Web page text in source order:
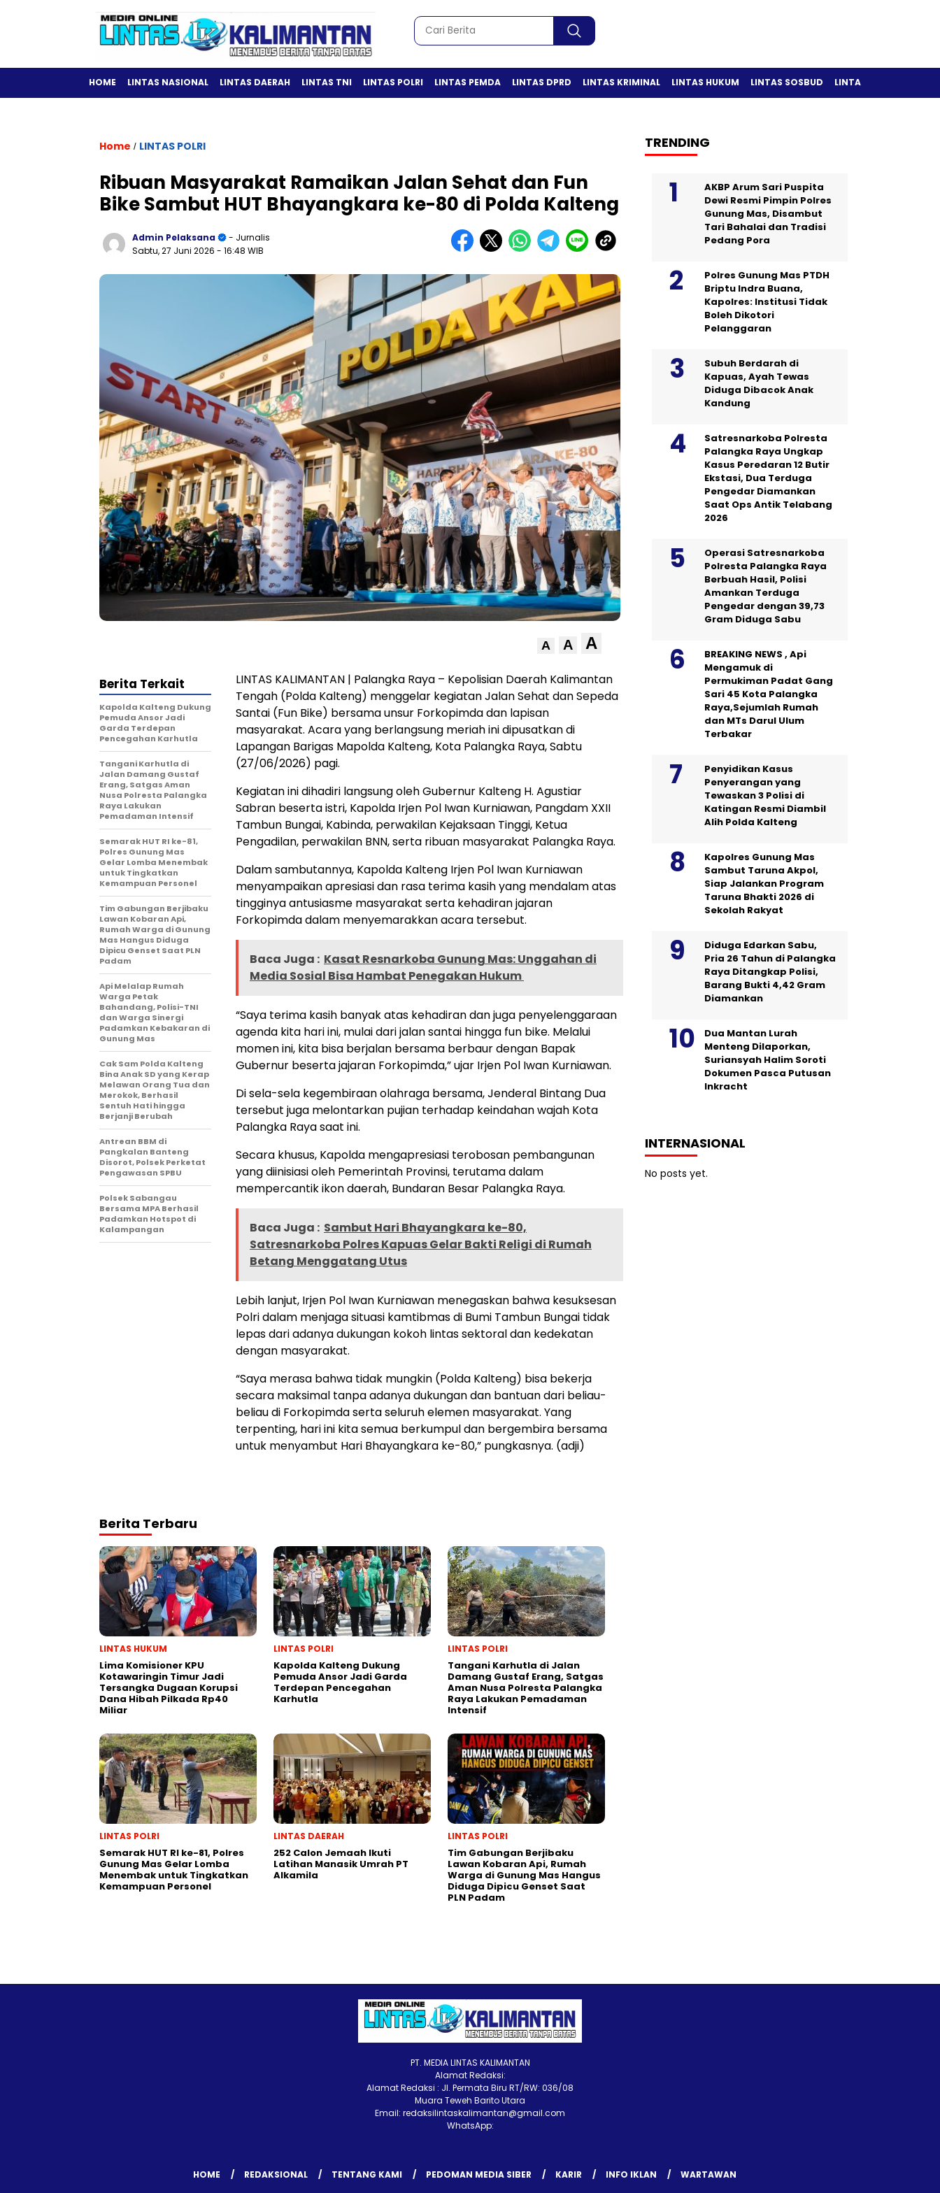
HOME LINTAS NASIONAL LINTAS DAERAH LINTAS TNI LINTAS POLRI LINTAS PEMDA LINTAS DPRD LINTAS KRIMINAL LINTAS HUKUM LINTAS SOSBUD LINTAS OLAH RAGA
Home / LINTAS POLRI
Ribuan Masyarakat Ramaikan Jalan Sehat dan Fun
Bike Sambut HUT Bhayangkara ke-80 di Polda Kalteng
Admin Pelaksana
- Jurnalis
Sabtu, 27 Juni 2026 - 16:48 WIB
A A A
LINTAS KALIMANTAN | Palangka Raya – Kepolisian Daerah Kalimantan
Tengah (Polda Kalteng) menggelar kegiatan Jalan Sehat dan Sepeda
Santai (Fun Bike) bersama unsur Forkopimda dan lapisan
masyarakat. Acara yang berlangsung meriah ini dipusatkan di
Lapangan Barigas Mapolda Kalteng, Kota Palangka Raya, Sabtu
(27/06/2026) pagi.
Kegiatan ini dihadiri langsung oleh Gubernur Kalteng H. Agustiar
Sabran beserta istri, Kapolda Irjen Pol Iwan Kurniawan, Pangdam XXII
Tambun Bungai, Kabinda, perwakilan Kejaksaan Tinggi, Ketua
Pengadilan, perwakilan BNN, serta ribuan masyarakat Palangka Raya.
Dalam sambutannya, Kapolda Kalteng Irjen Pol Iwan Kurniawan
menyampaikan apresiasi dan rasa terima kasih yang mendalam atas
tingginya antusiasme masyarakat serta kehadiran jajaran
Forkopimda dalam menyemarakkan acara tersebut.
Baca Juga : Kasat Resnarkoba Gunung Mas: Unggahan di
Media Sosial Bisa Hambat Penegakan Hukum
“Saya terima kasih banyak atas kehadiran dan juga penyelenggaraan
agenda kita hari ini, mulai dari jalan santai hingga fun bike. Melalui
momen ini, kita bisa berjalan bersama berbaur dengan Bapak
Gubernur beserta jajaran Forkopimda,” ujar Irjen Pol Iwan Kurniawan.
Di sela-sela kegembiraan olahraga bersama, Jenderal Bintang Dua
tersebut juga melontarkan pujian terhadap keindahan wajah Kota
Palangka Raya saat ini.
Secara khusus, Kapolda mengapresiasi terobosan pembangunan
yang diinisiasi oleh Pemerintah Provinsi, terutama dalam
mempercantik ikon daerah, Bundaran Besar Palangka Raya.
Baca Juga : Sambut Hari Bhayangkara ke-80,
Satresnarkoba Polres Kapuas Gelar Bakti Religi di Rumah
Betang Menggatang Utus
Lebih lanjut, Irjen Pol Iwan Kurniawan menegaskan bahwa kesuksesan
Polri dalam menjaga situasi kamtibmas di Bumi Tambun Bungai tidak
lepas dari adanya dukungan kokoh lintas sektoral dan kedekatan
dengan masyarakat.
“Saya merasa bahwa tidak mungkin (Polda Kalteng) bisa bekerja
secara maksimal tanpa adanya dukungan dan bantuan dari beliau-
beliau di Forkopimda serta seluruh elemen masyarakat. Yang
terpenting, hari ini kita semua berkumpul dan bergembira bersama
untuk menyambut Hari Bhayangkara ke-80,” pungkasnya. (adji)
Berita Terkait
Kapolda Kalteng Dukung
Pemuda Ansor Jadi
Garda Terdepan
Pencegahan Karhutla
Tangani Karhutla di
Jalan Damang Gustaf
Erang, Satgas Aman
Nusa Polresta Palangka
Raya Lakukan
Pemadaman Intensif
Semarak HUT RI ke-81,
Polres Gunung Mas
Gelar Lomba Menembak
untuk Tingkatkan
Kemampuan Personel
Tim Gabungan Berjibaku
Lawan Kobaran Api,
Rumah Warga di Gunung
Mas Hangus Diduga
Dipicu Genset Saat PLN
Padam
Api Melalap Rumah
Warga Petak
Bahandang, Polisi-TNI
dan Warga Sinergi
Padamkan Kebakaran di
Gunung Mas
Cak Sam Polda Kalteng
Bina Anak SD yang Kerap
Melawan Orang Tua dan
Merokok, Berhasil
Sentuh Hati hingga
Berjanji Berubah
Antrean BBM di
Pangkalan Banteng
Disorot, Polsek Perketat
Pengawasan SPBU
Polsek Sabangau
Bersama MPA Berhasil
Padamkan Hotspot di
Kalampangan
Berita Terbaru
LINTAS HUKUM
Lima Komisioner KPU
Kotawaringin Timur Jadi
Tersangka Dugaan Korupsi
Dana Hibah Pilkada Rp40
Miliar
LINTAS POLRI
Kapolda Kalteng Dukung
Pemuda Ansor Jadi Garda
Terdepan Pencegahan
Karhutla
LINTAS POLRI
Tangani Karhutla di Jalan
Damang Gustaf Erang, Satgas
Aman Nusa Polresta Palangka
Raya Lakukan Pemadaman
Intensif
LINTAS POLRI
Semarak HUT RI ke-81, Polres
Gunung Mas Gelar Lomba
Menembak untuk Tingkatkan
Kemampuan Personel
LINTAS DAERAH
252 Calon Jemaah Ikuti
Latihan Manasik Umrah PT
Alkamila
LINTAS POLRI
Tim Gabungan Berjibaku
Lawan Kobaran Api, Rumah
Warga di Gunung Mas Hangus
Diduga Dipicu Genset Saat
PLN Padam
TRENDING
AKBP Arum Sari Puspita
Dewi Resmi Pimpin Polres
Gunung Mas, Disambut
Tari Bahalai dan Tradisi
Pedang Pora
Polres Gunung Mas PTDH
Briptu Indra Buana,
Kapolres: Institusi Tidak
Boleh Dikotori
Pelanggaran
Subuh Berdarah di
Kapuas, Ayah Tewas
Diduga Dibacok Anak
Kandung
Satresnarkoba Polresta
Palangka Raya Ungkap
Kasus Peredaran 12 Butir
Ekstasi, Dua Terduga
Pengedar Diamankan
Saat Ops Antik Telabang
2026
Operasi Satresnarkoba
Polresta Palangka Raya
Berbuah Hasil, Polisi
Amankan Terduga
Pengedar dengan 39,73
Gram Diduga Sabu
BREAKING NEWS , Api
Mengamuk di
Permukiman Padat Gang
Sari 45 Kota Palangka
Raya,Sejumlah Rumah
dan MTs Darul Ulum
Terbakar
Penyidikan Kasus
Penyerangan yang
Tewaskan 3 Polisi di
Katingan Resmi Diambil
Alih Polda Kalteng
Kapolres Gunung Mas
Sambut Taruna Akpol,
Siap Jalankan Program
Taruna Bhakti 2026 di
Sekolah Rakyat
Diduga Edarkan Sabu,
Pria 26 Tahun di Palangka
Raya Ditangkap Polisi,
Barang Bukti 4,42 Gram
Diamankan
Dua Mantan Lurah
Menteng Dilaporkan,
Suriansyah Halim Soroti
Dokumen Pasca Putusan
Inkracht
INTERNASIONAL
No posts yet.
PT. MEDIA LINTAS KALIMANTAN
Alamat Redaksi:
Alamat Redaksi : Jl. Permata Biru RT/RW: 036/08
Muara Teweh Barito Utara
Email: redaksilintaskalimantan@gmail.com
WhatsApp:
HOME REDAKSIONAL TENTANG KAMI PEDOMAN MEDIA SIBER KARIR INFO IKLAN WARTAWAN